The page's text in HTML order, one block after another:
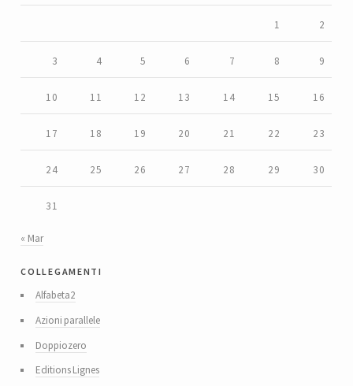
1 2
3 4 5 6 7 8 9
10 11 12 13 14 15 16
17 18 19 20 21 22 23
24 25 26 27 28 29 30
31
« Mar
collegamenti
Alfabeta2
Azioni parallele
Doppiozero
Editions Lignes